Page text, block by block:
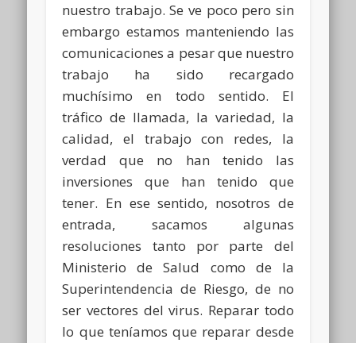
nuestro trabajo. Se ve poco pero sin
embargo estamos manteniendo las
comunicaciones a pesar que nuestro
trabajo ha sido recargado
muchísimo en todo sentido. El
tráfico de llamada, la variedad, la
calidad, el trabajo con redes, la
verdad que no han tenido las
inversiones que han tenido que
tener. En ese sentido, nosotros de
entrada, sacamos algunas
resoluciones tanto por parte del
Ministerio de Salud como de la
Superintendencia de Riesgo, de no
ser vectores del virus. Reparar todo
lo que teníamos que reparar desde